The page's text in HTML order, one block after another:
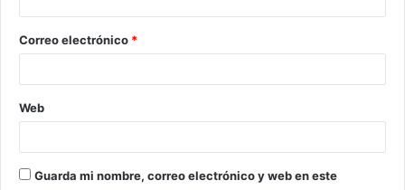
Correo electrónico *
Web
Guarda mi nombre, correo electrónico y web en este